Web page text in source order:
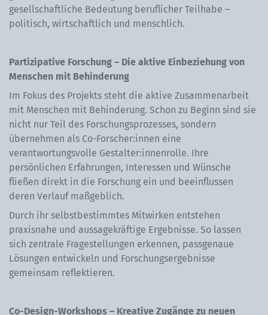
gesellschaftliche Bedeutung beruflicher Teilhabe –
politisch, wirtschaftlich und menschlich.
Partizipative Forschung – Die aktive Einbeziehung von
Menschen mit Behinderung
Im Fokus des Projekts steht die aktive Zusammenarbeit
mit Menschen mit Behinderung. Schon zu Beginn sind sie
nicht nur Teil des Forschungsprozesses, sondern
übernehmen als Co-Forscher:innen eine
verantwortungsvolle Gestalter:innenrolle. Ihre
persönlichen Erfahrungen, Interessen und Wünsche
fließen direkt in die Forschung ein und beeinflussen
deren Verlauf maßgeblich.
Durch ihr selbstbestimmtes Mitwirken entstehen
praxisnahe und aussagekräftige Ergebnisse. So lassen
sich zentrale Fragestellungen erkennen, passgenaue
Lösungen entwickeln und Forschungsergebnisse
gemeinsam reflektieren.
Co-Design-Workshops – Kreative Zugänge zu neuen